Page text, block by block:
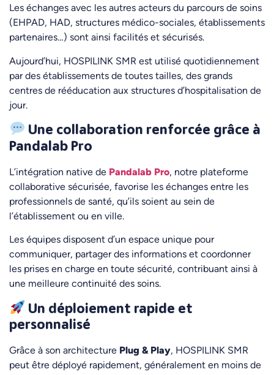
Les échanges avec les autres acteurs du parcours de soins
(EHPAD, HAD, structures médico-sociales, établissements
partenaires…) sont ainsi facilités et sécurisés.
Aujourd’hui, HOSPILINK SMR est utilisé quotidiennement
par des établissements de toutes tailles, des grands
centres de rééducation aux structures d’hospitalisation de
jour.
Une collaboration renforcée grâce à
Pandalab Pro
L’intégration native de Pandalab Pro, notre plateforme
collaborative sécurisée, favorise les échanges entre les
professionnels de santé, qu’ils soient au sein de
l’établissement ou en ville.
Les équipes disposent d’un espace unique pour
communiquer, partager des informations et coordonner
les prises en charge en toute sécurité, contribuant ainsi à
une meilleure continuité des soins.
Un déploiement rapide et
personnalisé
Grâce à son architecture Plug & Play, HOSPILINK SMR
peut être déployé rapidement, généralement en moins de